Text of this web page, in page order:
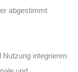
abgestimmt
Nutzung integrieren